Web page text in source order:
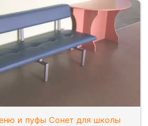
и пуфы Сонет для школы